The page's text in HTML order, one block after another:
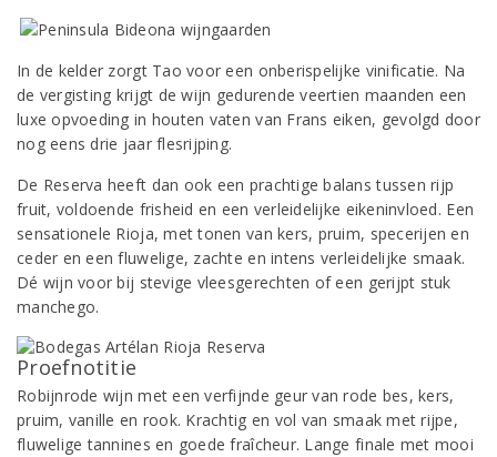
In de kelder zorgt Tao voor een onberispelijke vinificatie. Na
de vergisting krijgt de wijn gedurende veertien maanden een
luxe opvoeding in houten vaten van Frans eiken, gevolgd door
nog eens drie jaar flesrijping.
De Reserva heeft dan ook een prachtige balans tussen rijp
fruit, voldoende frisheid en een verleidelijke eikeninvloed. Een
sensationele Rioja, met tonen van kers, pruim, specerijen en
ceder en een fluwelige, zachte en intens verleidelijke smaak.
Dé wijn voor bij stevige vleesgerechten of een gerijpt stuk
manchego.
Proefnotitie
Robijnrode wijn met een verfijnde geur van rode bes, kers,
pruim, vanille en rook. Krachtig en vol van smaak met rijpe,
fluwelige tannines en goede fraîcheur. Lange finale met mooi